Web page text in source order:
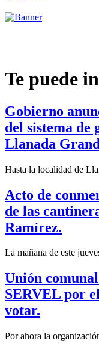
Te puede
Gobierno
del sistema de
Llanada
Hasta la localidad de
Acto de
de las
Ramírez.
La mañana de este
Unión
SERVEL por
votar.
Por ahora la